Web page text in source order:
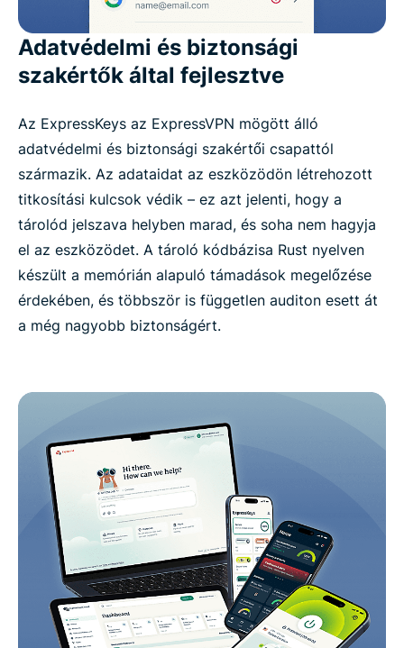
Adatvédelmi és biztonsági
szakértők által fejlesztve
Az ExpressKeys az ExpressVPN mögött álló
adatvédelmi és biztonsági szakértői csapattól
származik. Az adataidat az eszközödön létrehozott
titkosítási kulcsok védik – ez azt jelenti, hogy a
tárolód jelszava helyben marad, és soha nem hagyja
el az eszközödet. A tároló kódbázisa Rust nyelven
készült a memórián alapuló támadások megelőzése
érdekében, és többször is független auditon esett át
a még nagyobb biztonságért.